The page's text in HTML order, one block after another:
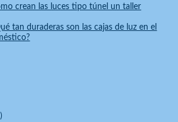
crean las luces tipo túnel un taller
tan duraderas son las cajas de luz en el